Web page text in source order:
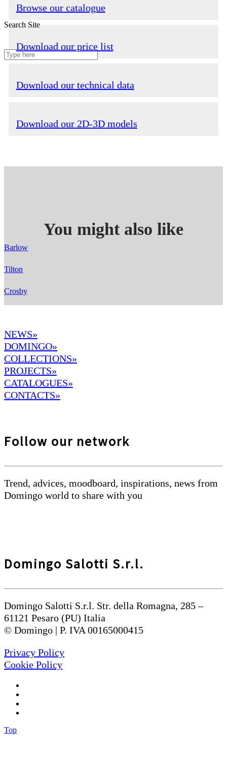
Search Site
Browse our catalogue
Download our price list
Download our technical data
Download our 2D-3D models
You might also like
Barlow
Tilton
Crosby
NEWS»
DOMINGO»
COLLECTIONS»
PROJECTS»
CATALOGUES»
CONTACTS»
Follow our network
Trend, advices, moodboard, inspirations, news from
Domingo world to share with you
Domingo Salotti S.r.l.
Domingo Salotti S.r.l. Str. della Romagna, 285 –
61121 Pesaro (PU) Italia
© Domingo | P. IVA 00165000415
Privacy Policy
Cookie Policy
Top